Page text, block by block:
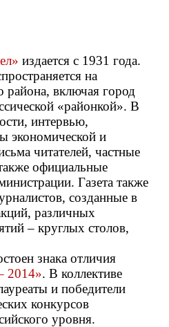
издается с 1931 года.
на
включая город
«районкой». В
интервью,
экономической и
читателей, частные
официальные
Газета также
созданные в
различных
– круглых столов,
знака отличия
2014». В коллективе
и победители
конкурсов
уровня.